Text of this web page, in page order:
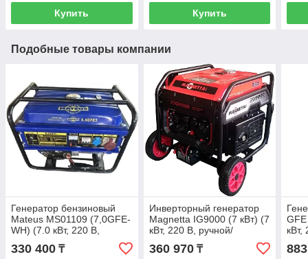
Купить Купить
Подобные товары компании
Генератор бензиновый
Mateus MS01109 (7,0GFE-
WH) (7.0 кВт, 220 В,
ручной/электро, бак 25 л,
колеса)
330 400 ₸
Инверторный генератор
Magnetta IG9000 (7 кВт) (7
кВт, 220 В, ручной/
360 970₸
кВт,